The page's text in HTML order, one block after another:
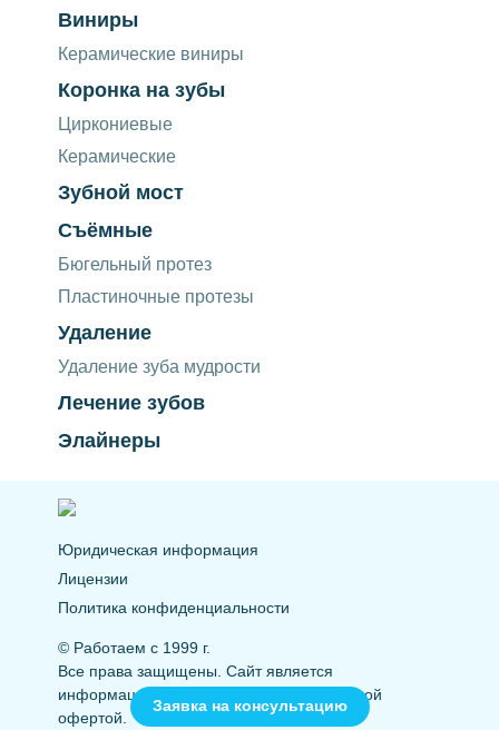
Виниры
Керамические виниры
Коронка на зубы
Циркониевые
Керамические
Зубной мост
Съёмные
Бюгельный протез
Пластиночные протезы
Удаление
Удаление зуба мудрости
Лечение зубов
Элайнеры
Юридическая информация
Лицензии
Политика конфиденциальности
© Работаем с 1999 г.
Все права защищены. Сайт является
информационным и не является публичной
офертой.
Заявка на консультацию